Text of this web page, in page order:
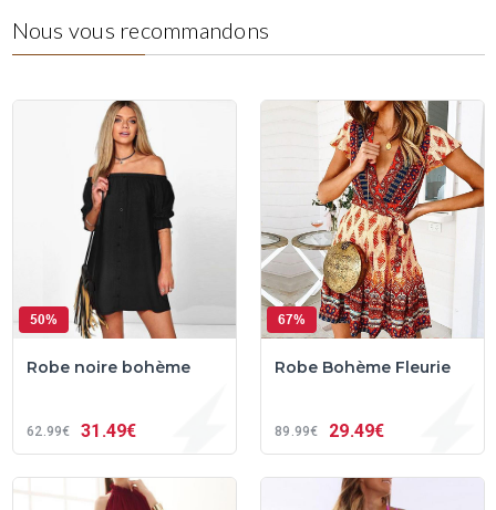
Nous vous recommandons
50%
Robe noire bohème
62 99€ 31 49€
67%
Robe Bohème Fleurie
89 99€ 29 49€